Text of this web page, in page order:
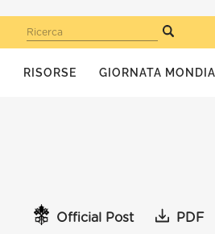
Ricerca
RISORSE GIORNATA
Official Post PDF